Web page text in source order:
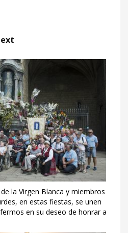
la Virgen Blanca y miembros
en estas fiestas, se unen
en su deseo de honrar a